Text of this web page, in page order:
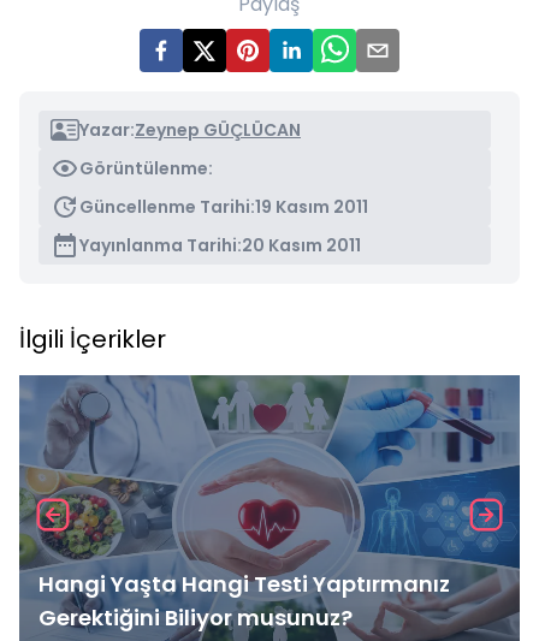
Yazar:Zeynep GÜÇLÜCAN
Görüntülenme:
Güncellenme Tarihi:19 Kasım 2011
Yayınlanma Tarihi:20 Kasım 2011
İlgili İçerikler
Hangi Yaşta Hangi Testi Yaptırmanız
Gerektiğini Biliyor musunuz?